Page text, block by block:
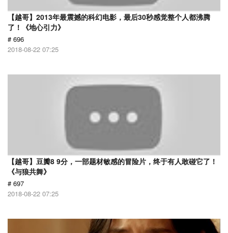
【越哥】2013年最震撼的科幻电影，最后30秒感觉整个人都沸腾
了！《地心引力》
# 696
2018-08-22 07:25
【越哥】豆瓣8 9分，一部题材敏感的冒险片，终于有人敢碰它了！
《与狼共舞》
# 697
2018-08-22 07:25